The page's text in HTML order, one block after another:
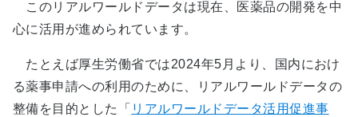
このリアルワールドデータは現在、医薬品の開発を中
心に活用が進められています。
たとえば厚生労働省では2024年5月より、国内におけ
る薬事申請への利用のために、リアルワールドデータの
整備を目的とした「 リアルワールドデータ活用促進事